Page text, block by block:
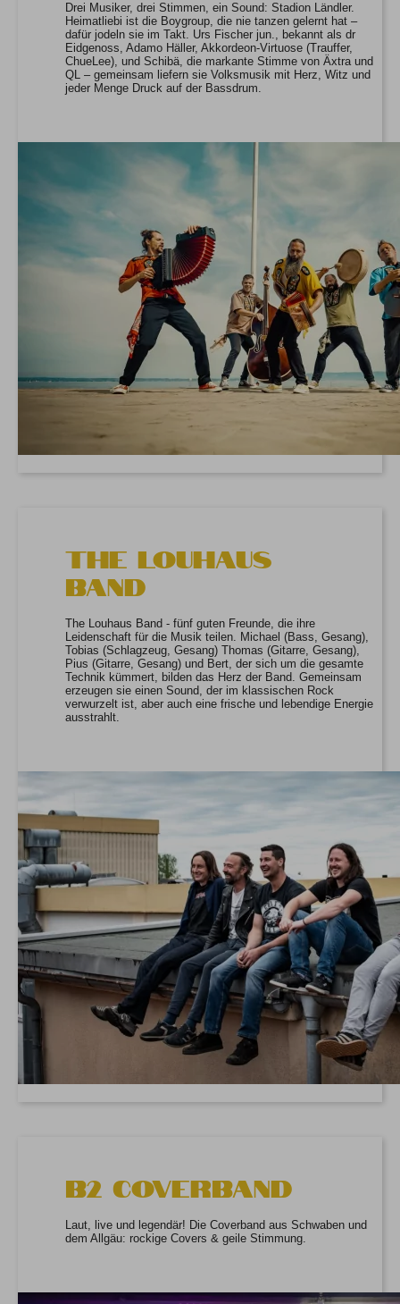
Drei Musiker, drei Stimmen, ein Sound: Stadion Ländler.
Heimatliebi ist die Boygroup, die nie tanzen gelernt hat –
dafür jodeln sie im Takt. Urs Fischer jun., bekannt als dr
Eidgenoss, Adamo Häller, Akkordeon-Virtuose (Trauffer,
ChueLee), und Schibä, die markante Stimme von Äxtra und
QL – gemeinsam liefern sie Volksmusik mit Herz, Witz und
jeder Menge Druck auf der Bassdrum.
The Louhaus
Band
The Louhaus Band - fünf guten Freunde, die ihre
Leidenschaft für die Musik teilen. Michael (Bass, Gesang),
Tobias (Schlagzeug, Gesang) Thomas (Gitarre, Gesang),
Pius (Gitarre, Gesang) und Bert, der sich um die gesamte
Technik kümmert, bilden das Herz der Band. Gemeinsam
erzeugen sie einen Sound, der im klassischen Rock
verwurzelt ist, aber auch eine frische und lebendige Energie
ausstrahlt.
B2 Coverband
Laut, live und legendär! Die Coverband aus Schwaben und
dem Allgäu: rockige Covers & geile Stimmung.